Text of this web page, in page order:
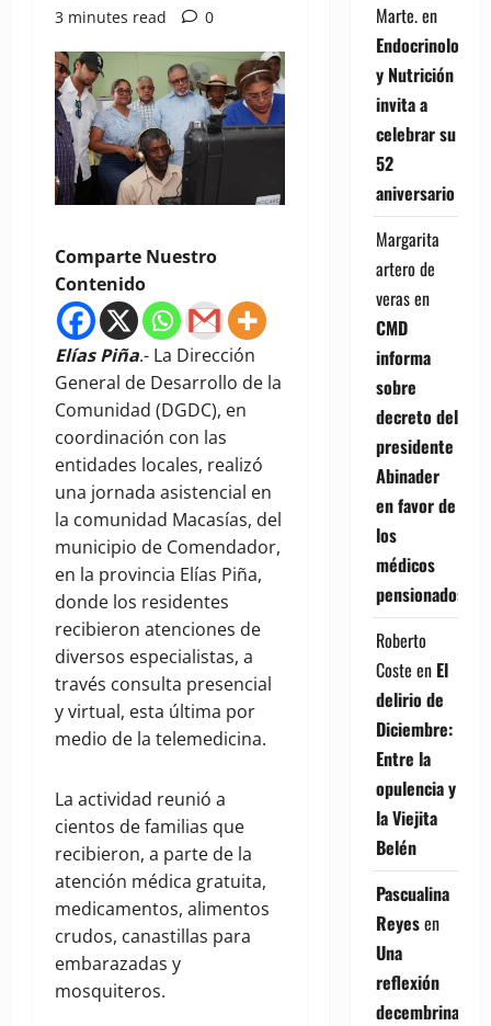
3 minutes read
0
Comparte Nuestro
Contenido
Elías Piña.- La Dirección
General de Desarrollo de la
Comunidad (DGDC), en
coordinación con las
entidades locales, realizó
una jornada asistencial en
la comunidad Macasías, del
municipio de Comendador,
en la provincia Elías Piña,
donde los residentes
recibieron atenciones de
diversos especialistas, a
través consulta presencial
y virtual, esta última por
medio de la telemedicina.
La actividad reunió a
cientos de familias que
recibieron, a parte de la
atención médica gratuita,
medicamentos, alimentos
crudos, canastillas para
embarazadas y
mosquiteros.
Marte.en
Endocrinología
y Nutrición
invita a
celebrar su
52
aniversario
Margarita
artero de
verasen
CMD
informa
sobre
decreto del
presidente
Abinader
en favor de
los
médicos
pensionados
Roberto
Coste en El
delirio de
Diciembre:
Entre la
opulencia y
la Viejita
Belén
Pascualina
Reyesen
Una
reflexión
decembrina